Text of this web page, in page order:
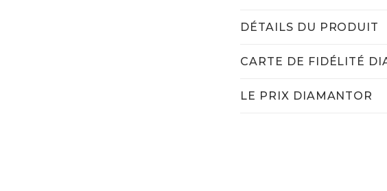
DÉTAILS DU PRODUIT
CARTE DE FIDÉLITÉ
LE PRIX DIAMANTOR